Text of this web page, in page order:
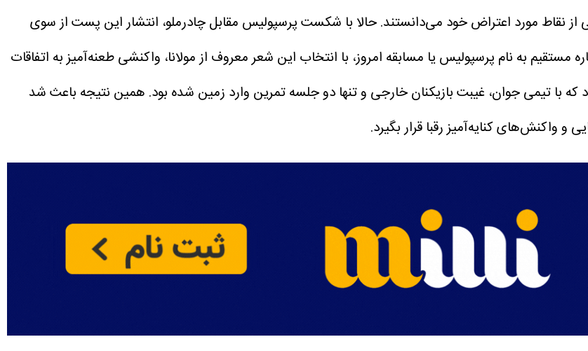
از نقاط مورد اعتراض خود می‌دانستند.حالا با شکست پرسپولیس مقابل چادرملو، انتشار این پست از سوی
به نام پرسپولیس یا مسابقه امروز، با انتخاب این شعر معروف از مولانا، واکنشی طعنه‌آمیز به اتفاقات
با تیمی جوان، غیبت بازیکنان خارجی و تنها دو جلسه تمرین وارد زمین شده بود. همین نتیجه باعث شد
واکنش‌های کنایه‌آمیز رقبا قرار بگیرد.